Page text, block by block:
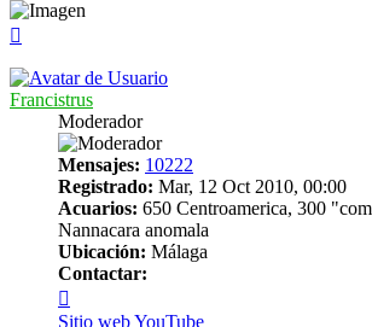
Francistrus
Moderador
Mensajes: 10222
Registrado: Mar, 12 Oct 2010, 00:00
Acuarios: 650 Centroamerica, 300
Nannacara anomala
Ubicación: Málaga
Contactar:
Francistrus
Sitio webYouTube